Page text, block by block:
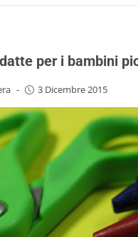
per i bambini
- 3 Dicembre 2015